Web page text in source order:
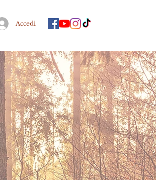
Accedi